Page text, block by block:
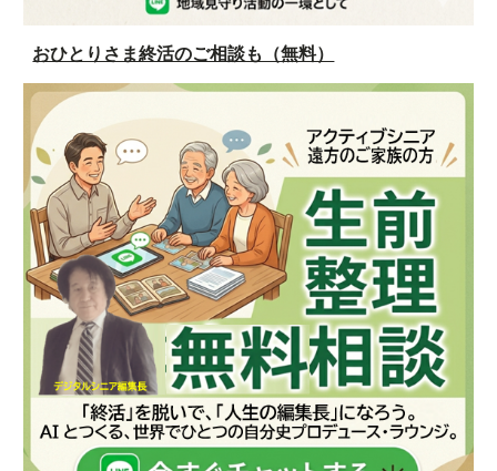
おひとりさま終活のご相談も（無料）